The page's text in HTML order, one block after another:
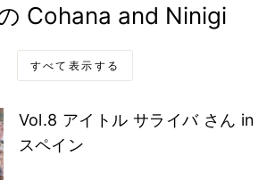
Cohana and Ninigi
すべて表示する
Vol.8 アイトル サライバ さん in
スペイン